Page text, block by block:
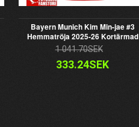
Bayern Munich Kim Min-jae #3
Hemmatröja 2025-26 Kortärmad
1 041.70SEK
333.24SEK